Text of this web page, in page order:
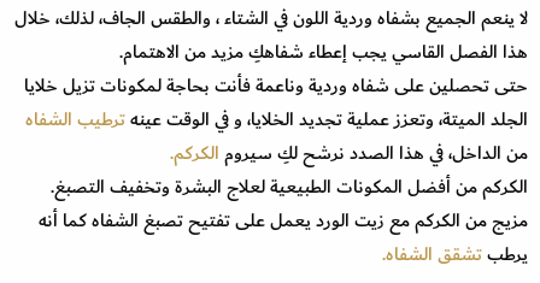
لا ينعم الجميع بشفاه وردية اللون في الشتاء ، والطقس الجاف، لذلك، خلال
هذا الفصل القاسي يجب إعطاء شفاهكِ مزيد من الاهتمام.
حتى تحصلين على شفاه وردية وناعمة فأنت بحاجة لمكونات تزيل خلايا
الجلد الميتة، وتعزز عملية تجديد الخلايا، و في الوقت عينهترطيب الشفاه
من الداخل، في هذا الصدد نرشح لكِ سيرومالكركم.
الكركم من أفضل المكونات الطبيعية لعلاج البشرة وتخفيف التصبغ.
مزيج من الكركم مع زيت الورد يعمل على تفتيح تصبغ الشفاه كما أنه
يرطبتشقق الشفاه.